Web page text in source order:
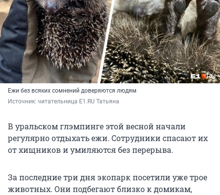
Ежи без всяких сомнений доверяются людям
Источник: читательница E1.RU Татьяна
В уральском глэмпинге этой весной начали
регулярно отдыхать ежи. Сотрудники спасают их
от хищников и умиляются без перерыва.
За последние три дня экопарк посетили уже трое
животных. Они подбегают близко к домикам,